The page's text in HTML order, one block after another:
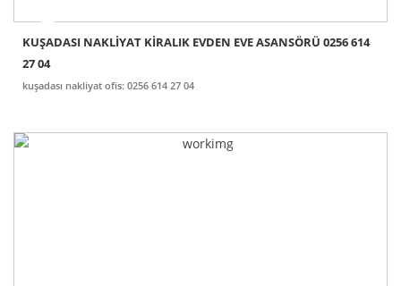
KUŞADASI NAKLİYAT KİRALIK EVDEN EVE ASANSÖRÜ 0256 614
27 04
kuşadası nakliyat ofis: 0256 614 27 04